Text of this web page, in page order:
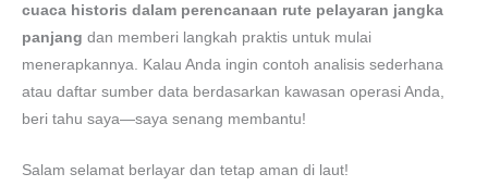
cuaca historis dalam perencanaan rute pelayaran jangka
panjang dan memberi langkah praktis untuk mulai
menerapkannya. Kalau Anda ingin contoh analisis sederhana
atau daftar sumber data berdasarkan kawasan operasi Anda,
beri tahu saya—saya senang membantu!
Salam selamat berlayar dan tetap aman di laut!